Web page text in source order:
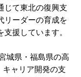
じて東北の復興支
リーダーの育成を
援しています。
城県・福島県の高
ャリア開発の支